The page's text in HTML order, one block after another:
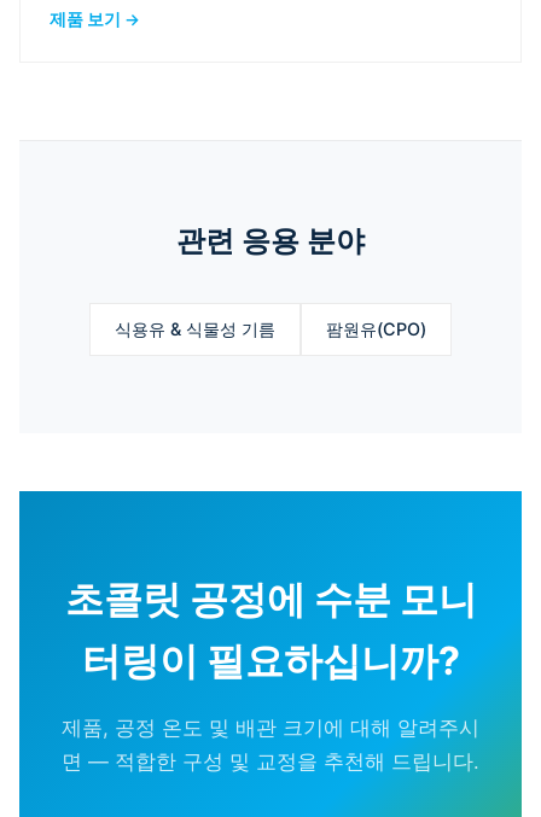
제품 보기 →
관련 응용 분야
식용유 & 식물성 기름 팜원유(CPO)
초콜릿 공정에 수분 모니
터링이 필요하십니까?
제품, 공정 온도 및 배관 크기에 대해 알려주시
면 — 적합한 구성 및 교정을 추천해 드립니다.